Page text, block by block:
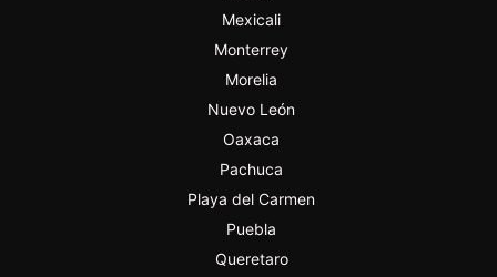
Mexicali
Monterrey
Morelia
Nuevo León
Oaxaca
Pachuca
Playa del Carmen
Puebla
Queretaro